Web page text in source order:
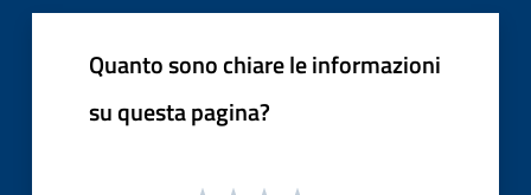
Quanto sono chiare le informazioni
su questa pagina?